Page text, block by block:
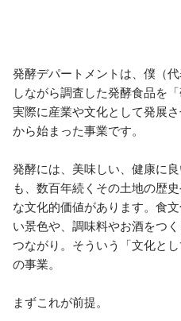
発酵デパートメントは、僕（
しながら調査した発酵食品を
実際に産業や文化として発展
から始まった事業です。
発酵には、美味しい、健康に
も、数百年続くその土地の歴
な文化的価値があります。食
い景色や、調味料やお酒をつ
つながり。そういう「文化と
の事業。
まずこれが前提。